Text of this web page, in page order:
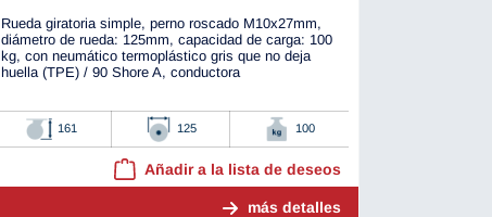
Rueda giratoria simple, perno roscado M10x27mm,
diámetro de rueda: 125mm, capacidad de carga: 100
kg, con neumático termoplástico gris que no deja
huella (TPE) / 90 Shore A, conductora
161 125 100
Añadir a la lista de deseos
más detalles